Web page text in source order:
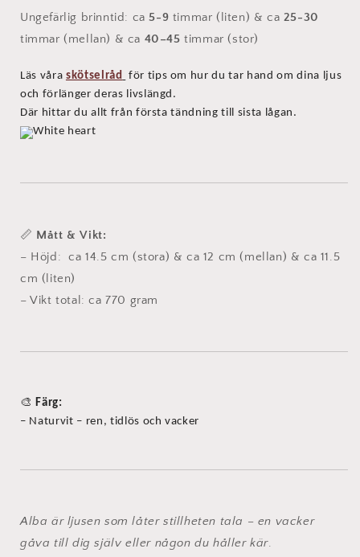
Ungefärlig brinntid: ca 5-9 timmar (liten) & ca 25-30
timmar (mellan) & ca 40–45 timmar (stor)
Läs våra skötselråd för tips om hur du tar hand om dina ljus
och förlänger deras livslängd.
Där hittar du allt från första tändning till sista lågan.
📏 Mått & Vikt:
– Höjd: ca 14.5 cm (stora) & ca 12 cm (mellan) & ca 11.5
cm (liten)
– Vikt total: ca 770 gram
🎨 Färg:
– Naturvit – ren, tidlös och vacker
Alba är ljusen som låter stillheten tala – en vacker
gåva till dig själv eller någon du håller kär.